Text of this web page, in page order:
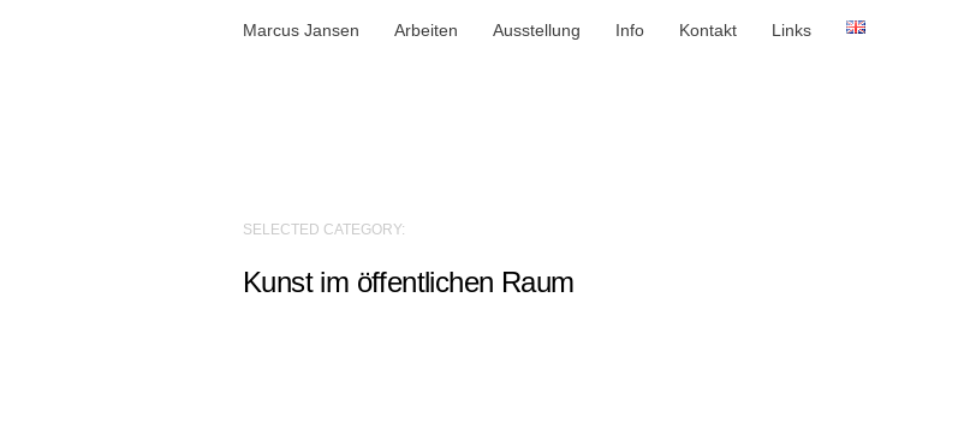
Marcus Jansen Arbeiten Ausstellung Info Kontakt Links
SELECTED CATEGORY:
Kunst im öffentlichen Raum